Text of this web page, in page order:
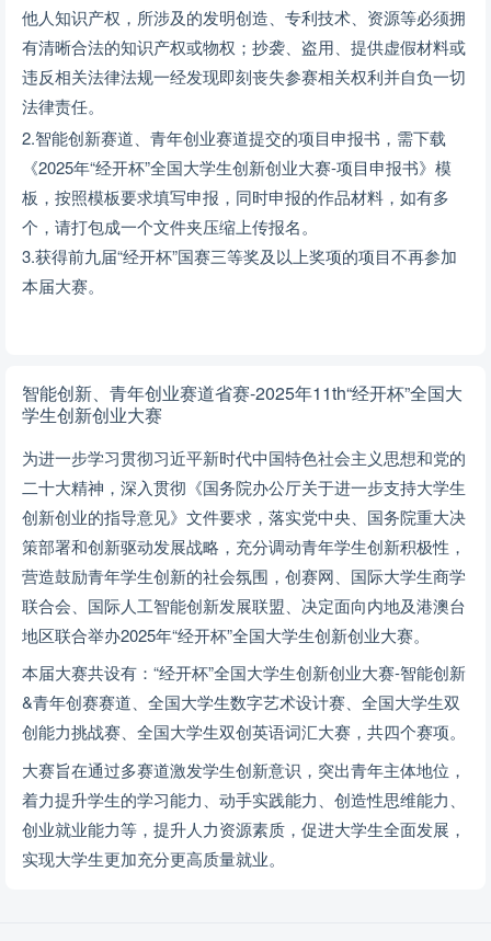
他人知识产权，所涉及的发明创造、专利技术、资源等必须拥
有清晰合法的知识产权或物权；抄袭、盗用、提供虚假材料或
违反相关法律法规一经发现即刻丧失参赛相关权利并自负一切
法律责任。
2.智能创新赛道、青年创业赛道提交的项目申报书，需下载
《2025年“经开杯”全国大学生创新创业大赛-项目申报书》模
板，按照模板要求填写申报，同时申报的作品材料，如有多
个，请打包成一个文件夹压缩上传报名。
3.获得前九届“经开杯”国赛三等奖及以上奖项的项目不再参加
本届大赛。
智能创新、青年创业赛道省赛-2025年11th“经开杯”全国大
学生创新创业大赛
为进一步学习贯彻习近平新时代中国特色社会主义思想和党的
二十大精神，深入贯彻《国务院办公厅关于进一步支持大学生
创新创业的指导意见》文件要求，落实党中央、国务院重大决
策部署和创新驱动发展战略，充分调动青年学生创新积极性，
营造鼓励青年学生创新的社会氛围，创赛网、国际大学生商学
联合会、国际人工智能创新发展联盟、决定面向内地及港澳台
地区联合举办2025年“经开杯”全国大学生创新创业大赛。
本届大赛共设有：“经开杯”全国大学生创新创业大赛-智能创新
&青年创赛赛道、全国大学生数字艺术设计赛、全国大学生双
创能力挑战赛、全国大学生双创英语词汇大赛，共四个赛项。
大赛旨在通过多赛道激发学生创新意识，突出青年主体地位，
着力提升学生的学习能力、动手实践能力、创造性思维能力、
创业就业能力等，提升人力资源素质，促进大学生全面发展，
实现大学生更加充分更高质量就业。